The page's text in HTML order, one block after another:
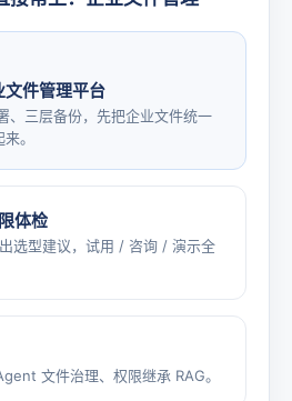
文件管理平台
、三层备份，先把企业文件统一
。
体检
选型建议，试用 / 咨询 / 演示全
文件治理、权限继承 RAG。